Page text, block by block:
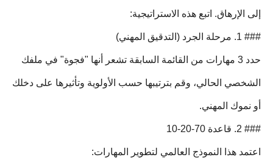
إلى الإرهاق. اتبع هذه الاستراتيجية:
### 1. مرحلة الجرد (التدقيق المهني)
حدد 3 مهارات من القائمة السابقة تشعر أنها "فجوة" في ملفك
الشخصي الحالي، وقم بترتيبها حسب الأولوية وتأثيرها على دخلك
أو نموك المهني.
### 2. قاعدة 70-20-10
اعتمد هذا النموذج العالمي لتطوير المهارات: